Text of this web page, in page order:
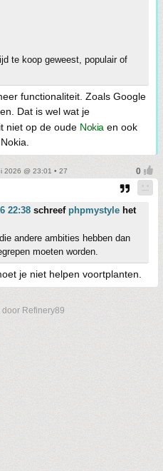
te koop geweest, populair of
functionaliteit. Zoals Google
Dat is wel wat je
niet op de oude Nokia en ook
2026 @ 23:01 • 27
22:38 schreef phpmystyle het
andere ambities hebben dan
moeten worden.
je niet helpen voortplanten.
Refinery89